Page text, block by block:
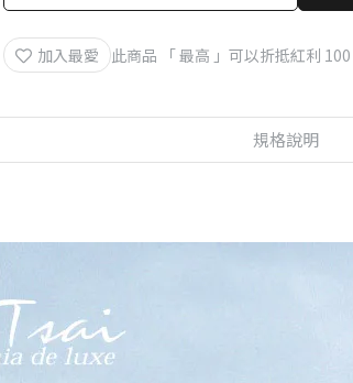
加入最愛 此商品 「 最高 」可以折抵紅利 100
規格說明